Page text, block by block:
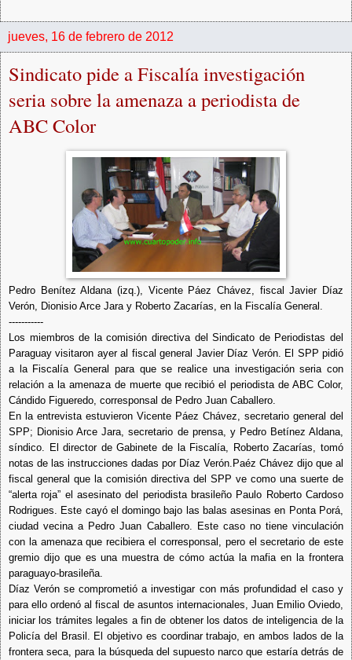
jueves, 16 de febrero de 2012
Sindicato pide a Fiscalía investigación
seria sobre la amenaza a periodista de
ABC Color
Pedro Benítez Aldana (izq.), Vicente Páez Chávez, fiscal Javier Díaz
Verón, Dionisio Arce Jara y Roberto Zacarías, en la Fiscalía General.
-----------
Los miembros de la comisión directiva del Sindicato de Periodistas del
Paraguay visitaron ayer al fiscal general Javier Díaz Verón. El SPP pidió
a la Fiscalía General para que se realice una investigación seria con
relación a la amenaza de muerte que recibió el periodista de ABC Color,
Cándido Figueredo, corresponsal de Pedro Juan Caballero.
En la entrevista estuvieron Vicente Páez Chávez, secretario general del
SPP; Dionisio Arce Jara, secretario de prensa, y Pedro Betínez Aldana,
síndico. El director de Gabinete de la Fiscalía, Roberto Zacarías, tomó
notas de las instrucciones dadas por Díaz Verón. Paéz Chávez dijo que al
fiscal general que la comisión directiva del SPP ve como una suerte de
“alerta roja” el asesinato del periodista brasileño Paulo Roberto Cardoso
Rodrigues. Este cayó el domingo bajo las balas asesinas en Ponta Porá,
ciudad vecina a Pedro Juan Caballero. Este caso no tiene vinculación
con la amenaza que recibiera el corresponsal, pero el secretario de este
gremio dijo que es una muestra de cómo actúa la mafia en la frontera
paraguayo-brasileña.
Díaz Verón se comprometió a investigar con más profundidad el caso y
para ello ordenó al fiscal de asuntos internacionales, Juan Emilio Oviedo,
iniciar los trámites legales a fin de obtener los datos de inteligencia de la
Policía del Brasil. El objetivo es coordinar trabajo, en ambos lados de la
frontera seca, para la búsqueda del supuesto narco que estaría detrás de